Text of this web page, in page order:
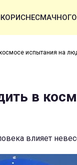
КОРИСНЕСМАЧНО
испытания на
в
влияет